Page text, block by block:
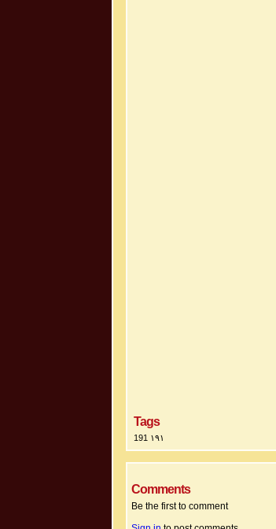
Tags
191 ۱۹۱
Comments
Be the first to comment